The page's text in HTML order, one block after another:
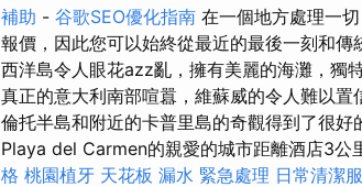
補助 - 谷歌SEO優化指南 在一個地方處理一切
報價，因此您可以始終從最近的最後一刻和傳
西洋島令人眼花azz亂，擁有美麗的海灘，獨
真正的意大利南部喧囂，維蘇威的令人難以
倫托半島和附近的卡普里島的奇觀得到了很好
Playa del Carmen的親愛的城市距離酒店3公
格 桃園植牙 天花板 漏水 緊急處理 日常清潔